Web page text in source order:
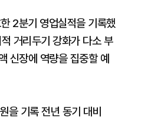
2분기 영업실적을 기록했
거리두기 강화가 다소 부
신장에 역량을 집중할 예
기록 전년 동기 대비